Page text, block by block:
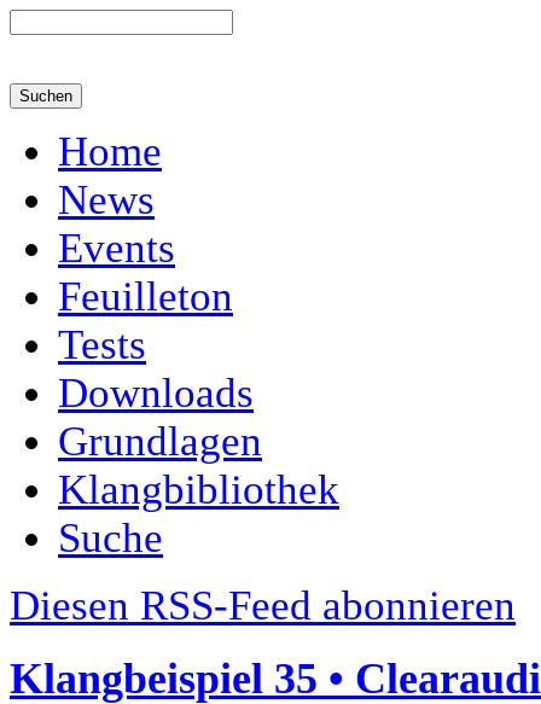
Home
News
Events
Feuilleton
Tests
Downloads
Grundlagen
Klangbibliothek
Suche
Diesen RSS-Feed abonnieren
Klangbeispiel 35 •